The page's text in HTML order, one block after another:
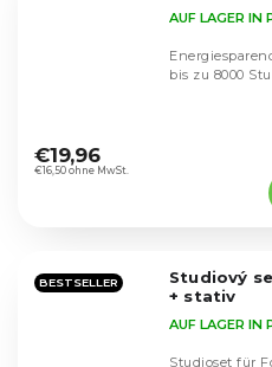
durchschnittliche
Produktbewertung
Sternen.
AUF LAGER IN
€16,50 ohne MwSt.
€19,96
bis zu 8000
BESTSELLER
Studiový
+ stativ
AUF LAGER IN
Studioset für